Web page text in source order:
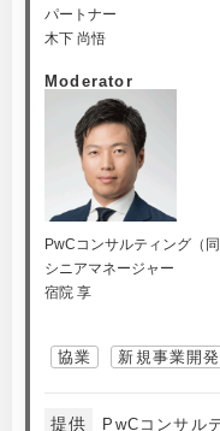
パートナー
木下 尚悟
Moderator
PwCコンサルティング（同
シニアマネージャー
宿院 享
協業 新規事業開
提供 PwCコンサル